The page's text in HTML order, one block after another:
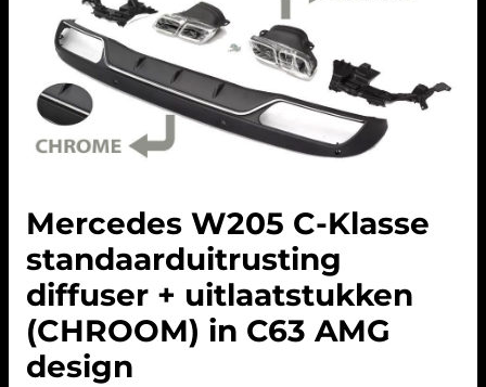
Mercedes W205 C-Klasse
standaarduitrusting
diffuser + uitlaatstukken
(CHROOM) in C63 AMG
design